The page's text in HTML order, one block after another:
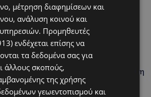
Έτοιμοι για παραλία –
σήμερα η Κύπρος-Πότε θα τεθεί σε
Η εμφάνισή του στην εκδήλωση
Σολωμού προκάλεσε αντιδράσεις –
τους νεκρούς»-(Φώτο)
μέτρηση διαφημίσεων και
ανάλυση κοινού και
Προμηθευτές
ενδέχεται επίσης να
τα δεδομένα σας για
άλλους σκοπούς,
της χρήσης
γεωεντοπισμού και